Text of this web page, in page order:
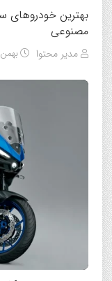
مصنوعی
مدیر محتوا بهمن ۲۷, ۱۴۰۴